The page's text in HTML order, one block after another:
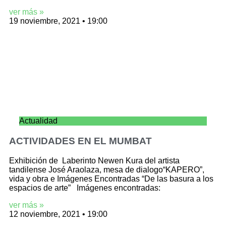
ver más »
19 noviembre, 2021
19:00
Actualidad
ACTIVIDADES EN EL MUMBAT
Exhibición de Laberinto Newen Kura del artista
tandilense José Araolaza, mesa de dialogo“KAPERO”,
vida y obra e Imágenes Encontradas “De las basura a los
espacios de arte” Imágenes encontradas:
ver más »
12 noviembre, 2021
19:00